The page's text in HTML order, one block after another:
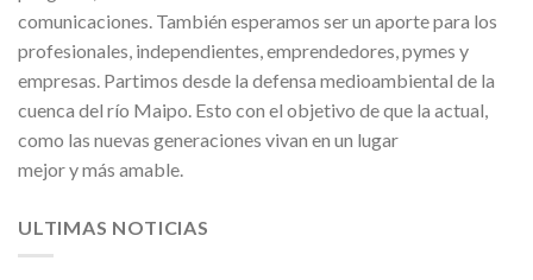
comunicaciones. También esperamos ser un aporte para los
profesionales, independientes, emprendedores, pymes y
empresas. Partimos desde la defensa medioambiental de la
cuenca del río Maipo. Esto con el objetivo de que la actual,
como las nuevas generaciones vivan en un lugar
mejor y más amable.
ULTIMAS NOTICIAS